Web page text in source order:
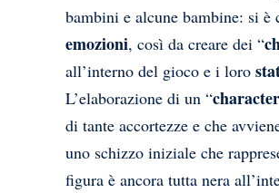
bambini e alcune bambine: si
emozioni, così da creare dei “
all’interno del gioco e i loro
L’elaborazione di un “character
di tante accortezze e che
uno schizzo iniziale che
figura è ancora tutta nera